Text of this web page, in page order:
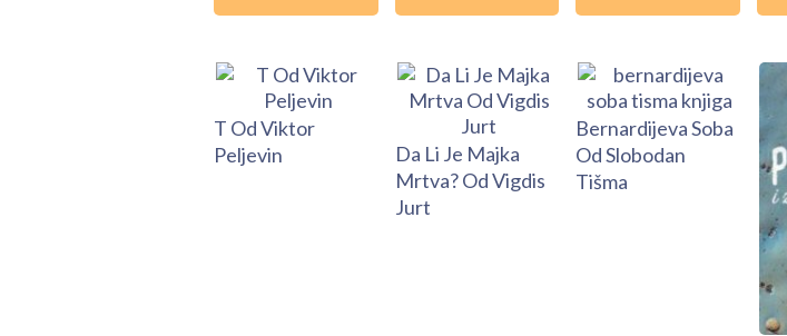
T Od Viktor
Peljevin
Da Li Je Majka
Mrtva? Od Vigdis
Jurt
Bernardijeva Soba
Od Slobodan
Tišma